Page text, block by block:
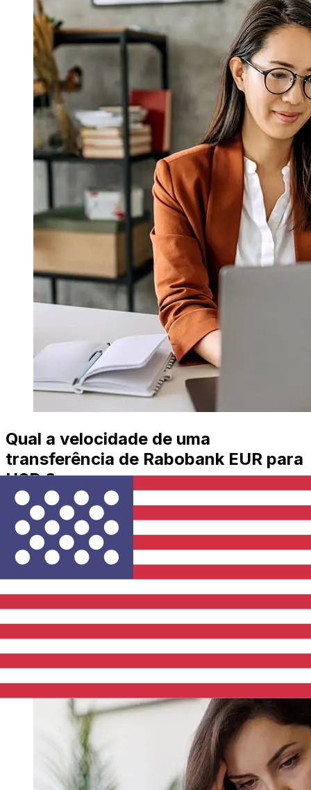
Qual a velocidade de uma
transferência de Rabobank EUR para
USD ?
Os prazos de entrega para transferências internacionais
com Rabobank de Países Membros do Euro para
Estados Unidos variam de acordo com o método de
pagamento e o horário da transação. Normalmente, as
transferências bancárias internacionais levam de 1 a 5
dias úteis. Fatores como feriados bancários e
verificações de segurança também podem afetar a
entrega. Verifique os horários limite de Rabobank para
evitar atrasos.